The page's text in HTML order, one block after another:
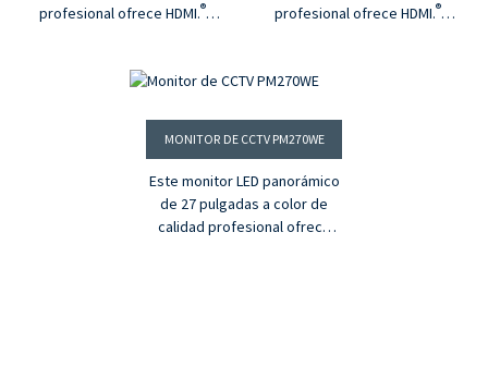
profesional ofrece HDMI.®y
de colores y resolución Full
profesional ofrece HDMI.®y
de colores y resolución Full
MONITOR DE CCTV PM270WE
Este monitor LED panorámico
de 27 pulgadas a color de
calidad profesional ofrece